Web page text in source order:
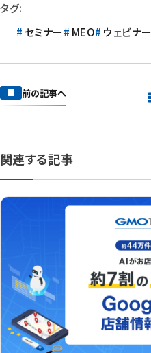
タグ:
セミナー
MEO ウェビナー
前の記事へ
関連する記事